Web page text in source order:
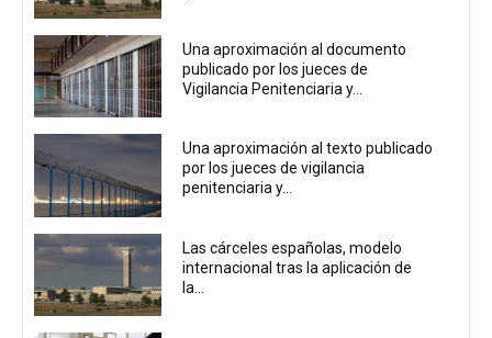
Una aproximación al documento
publicado por los jueces de
Vigilancia Penitenciaria y...
Una aproximación al texto publicado
por los jueces de vigilancia
penitenciaria y...
Las cárceles españolas, modelo
internacional tras la aplicación de
la...